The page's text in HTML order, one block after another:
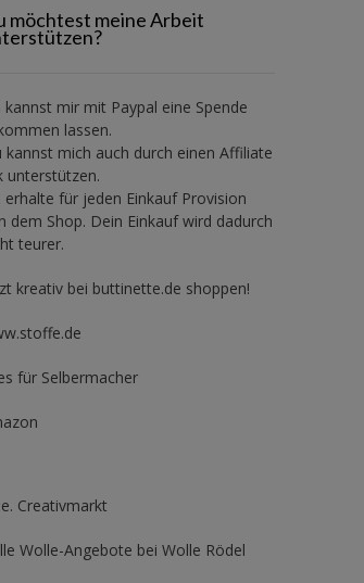
möchtest meine Arbeit
kannst mir mit Paypal eine Spende
lassen.
kannst mich auch durch einen Affiliate
unterstützen.
erhalte für jeden Einkauf Provision
dem Shop. Dein Einkauf wird dadurch
teurer.
kreativ bei buttinette.de shoppen!
für Selbermacher
Creativmarkt
Wolle-Angebote bei Wolle Rödel